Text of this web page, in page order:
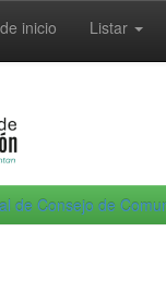
inicio Listar
de Consejo de